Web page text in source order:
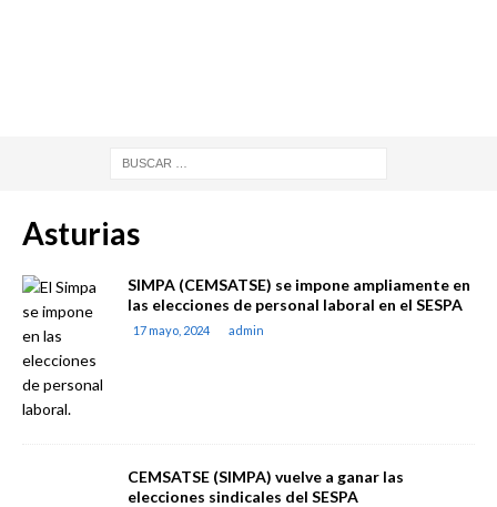
Asturias
SIMPA (CEMSATSE) se impone ampliamente en
las elecciones de personal laboral en el SESPA
17 mayo, 2024 admin
CEMSATSE (SIMPA) vuelve a ganar las
elecciones sindicales del SESPA